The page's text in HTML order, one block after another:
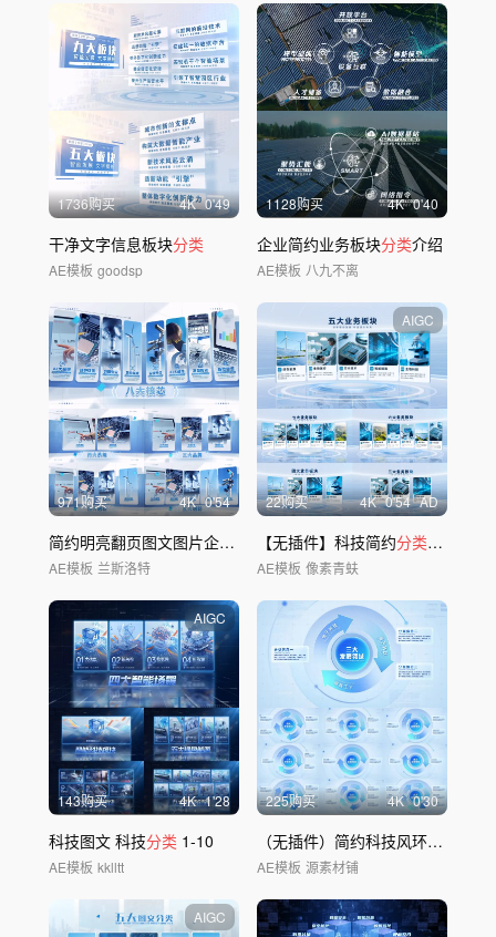
1736购买 4K 0'49
干净文字信息板块分类
AE模板 goodsp
1128购买 4K 0'40
企业简约业务板块分类介绍
AE模板 八九不离
971购买 4K 0'54
简约明亮翻页图文图片企业架构 分类分支
AE模板 兰斯洛特
AIGC
22购买 4K 0'54 AD
【无插件】科技简约分类板块模版
AE模板 像素青蚨
AIGC
143购买 4K 1'28
科技图文 科技分类 1-10
AE模板 kklltt
225购买 4K 0'30
（无插件）简约科技风环形结构
AE模板 源素材铺
AIGC